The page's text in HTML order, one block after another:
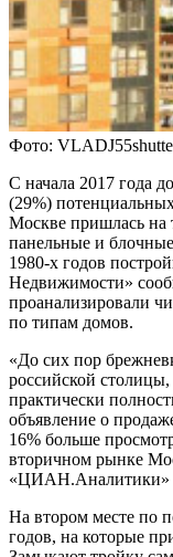
Фото:
C начала 2017 года
(29%)
Москве пришлась
панельные и
1980-х годов
Недвижимости»
проанализировали
по типам домов.
«До сих пор
российской
практически
объявление о
16% больше
вторичном рынке
«ЦИАН.Аналитики»
На втором месте по
годов, на которые